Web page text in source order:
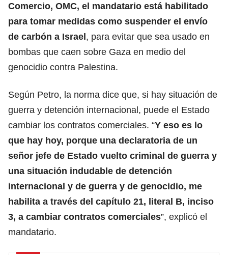
Comercio, OMC, el mandatario está habilitado
para tomar medidas como suspender el envío
de carbón a Israel, para evitar que sea usado en
bombas que caen sobre Gaza en medio del
genocidio contra Palestina.
Según Petro, la norma dice que, si hay situación de
guerra y detención internacional, puede el Estado
cambiar los contratos comerciales. “Y eso es lo
que hay hoy, porque una declaratoria de un
señor jefe de Estado vuelto criminal de guerra y
una situación indudable de detención
internacional y de guerra y de genocidio, me
habilita a través del capítulo 21, literal B, inciso
3, a cambiar contratos comerciales”, explicó el
mandatario.